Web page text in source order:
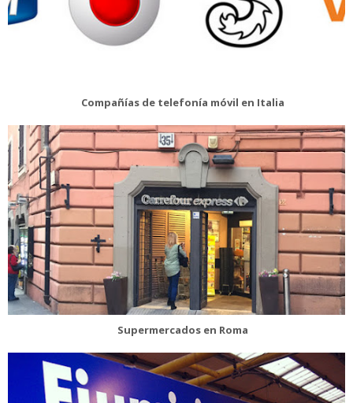
Compañías de telefonía móvil en Italia
Supermercados en Roma